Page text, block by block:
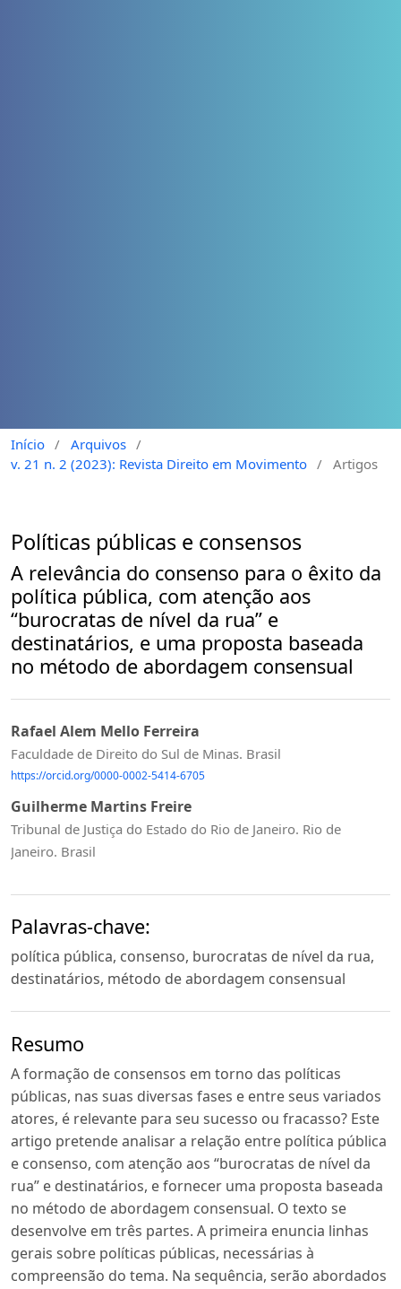
Início / Arquivos /
v. 21 n. 2 (2023): Revista Direito em Movimento / Artigos
Políticas públicas e consensos
A relevância do consenso para o êxito da
política pública, com atenção aos
“burocratas de nível da rua” e
destinatários, e uma proposta baseada
no método de abordagem consensual
Rafael Alem Mello Ferreira
Faculdade de Direito do Sul de Minas. Brasil
https://orcid.org/0000-0002-5414-6705
Guilherme Martins Freire
Tribunal de Justiça do Estado do Rio de Janeiro. Rio de
Janeiro. Brasil
Palavras-chave:
política pública, consenso, burocratas de nível da rua,
destinatários, método de abordagem consensual
Resumo
A formação de consensos em torno das políticas
públicas, nas suas diversas fases e entre seus variados
atores, é relevante para seu sucesso ou fracasso? Este
artigo pretende analisar a relação entre política pública
e consenso, com atenção aos “burocratas de nível da
rua” e destinatários, e fornecer uma proposta baseada
no método de abordagem consensual. O texto se
desenvolve em três partes. A primeira enuncia linhas
gerais sobre políticas públicas, necessárias à
compreensão do tema. Na sequência, serão abordados